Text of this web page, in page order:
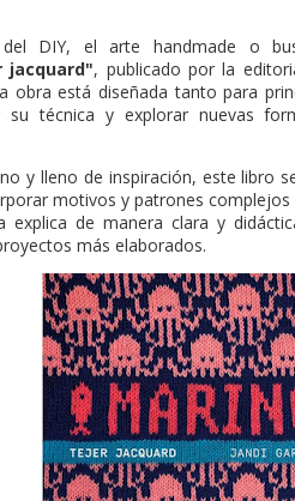
DIY, el arte handmade o
jacquard", publicado por la
obra está diseñada tanto para
su técnica y explorar nuevas
y lleno de inspiración, este libro
motivos y patrones
explica de manera clara y
más elaborados.